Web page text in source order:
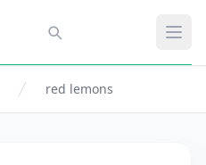
red lemons